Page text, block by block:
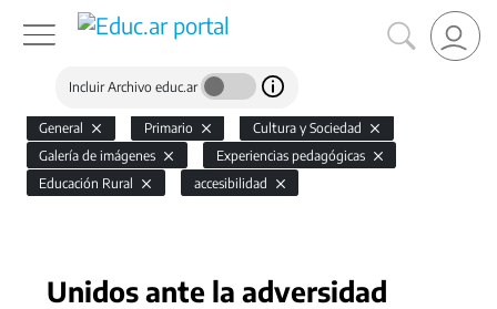
Incluir Archivo educ.ar
General Primario
Cultura y Sociedad
Galería de imágenes
Experiencias pedagógicas
Educación Rural
accesibilidad
Unidos ante la adversidad